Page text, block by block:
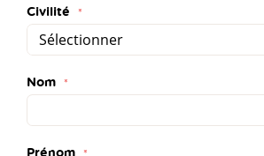
Civilité
Nom
Prénom